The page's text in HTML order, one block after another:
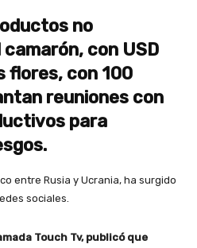
no
con USD
flores, con 100
reuniones con
para
entre Rusia y Ucrania, ha surgido
sociales.
Touch Tv, publicó que